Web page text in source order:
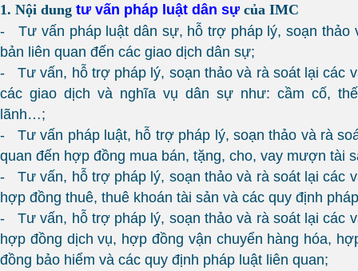
1. Nội dung tư vấn pháp luật dân sự của IMC
- Tư vấn pháp luật dân sự, hỗ trợ pháp lý, soạn thảo
bản liên quan đến các giao dịch dân sự;
- Tư vấn, hỗ trợ pháp lý, soạn thảo và rà soát lại các
các giao dịch và nghĩa vụ dân sự như: cầm cố,
lãnh…;
- Tư vấn pháp luật, hỗ trợ pháp lý, soạn thảo và rà
quan đến hợp đồng mua bán, tặng, cho, vay mượn tài
- Tư vấn, hỗ trợ pháp lý, soạn thảo và rà soát lại các
hợp đồng thuê, thuê khoán tài sản và các quy định
- Tư vấn, hỗ trợ pháp lý, soạn thảo và rà soát lại các
hợp đồng dịch vụ, hợp đồng vận chuyển hàng hóa,
đồng bảo hiểm và các quy định pháp luật liên quan;